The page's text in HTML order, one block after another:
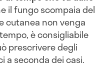
il fungo scompaia del
cutanea non venga
è consigliabile
prescrivere degli
a seconda dei casi.